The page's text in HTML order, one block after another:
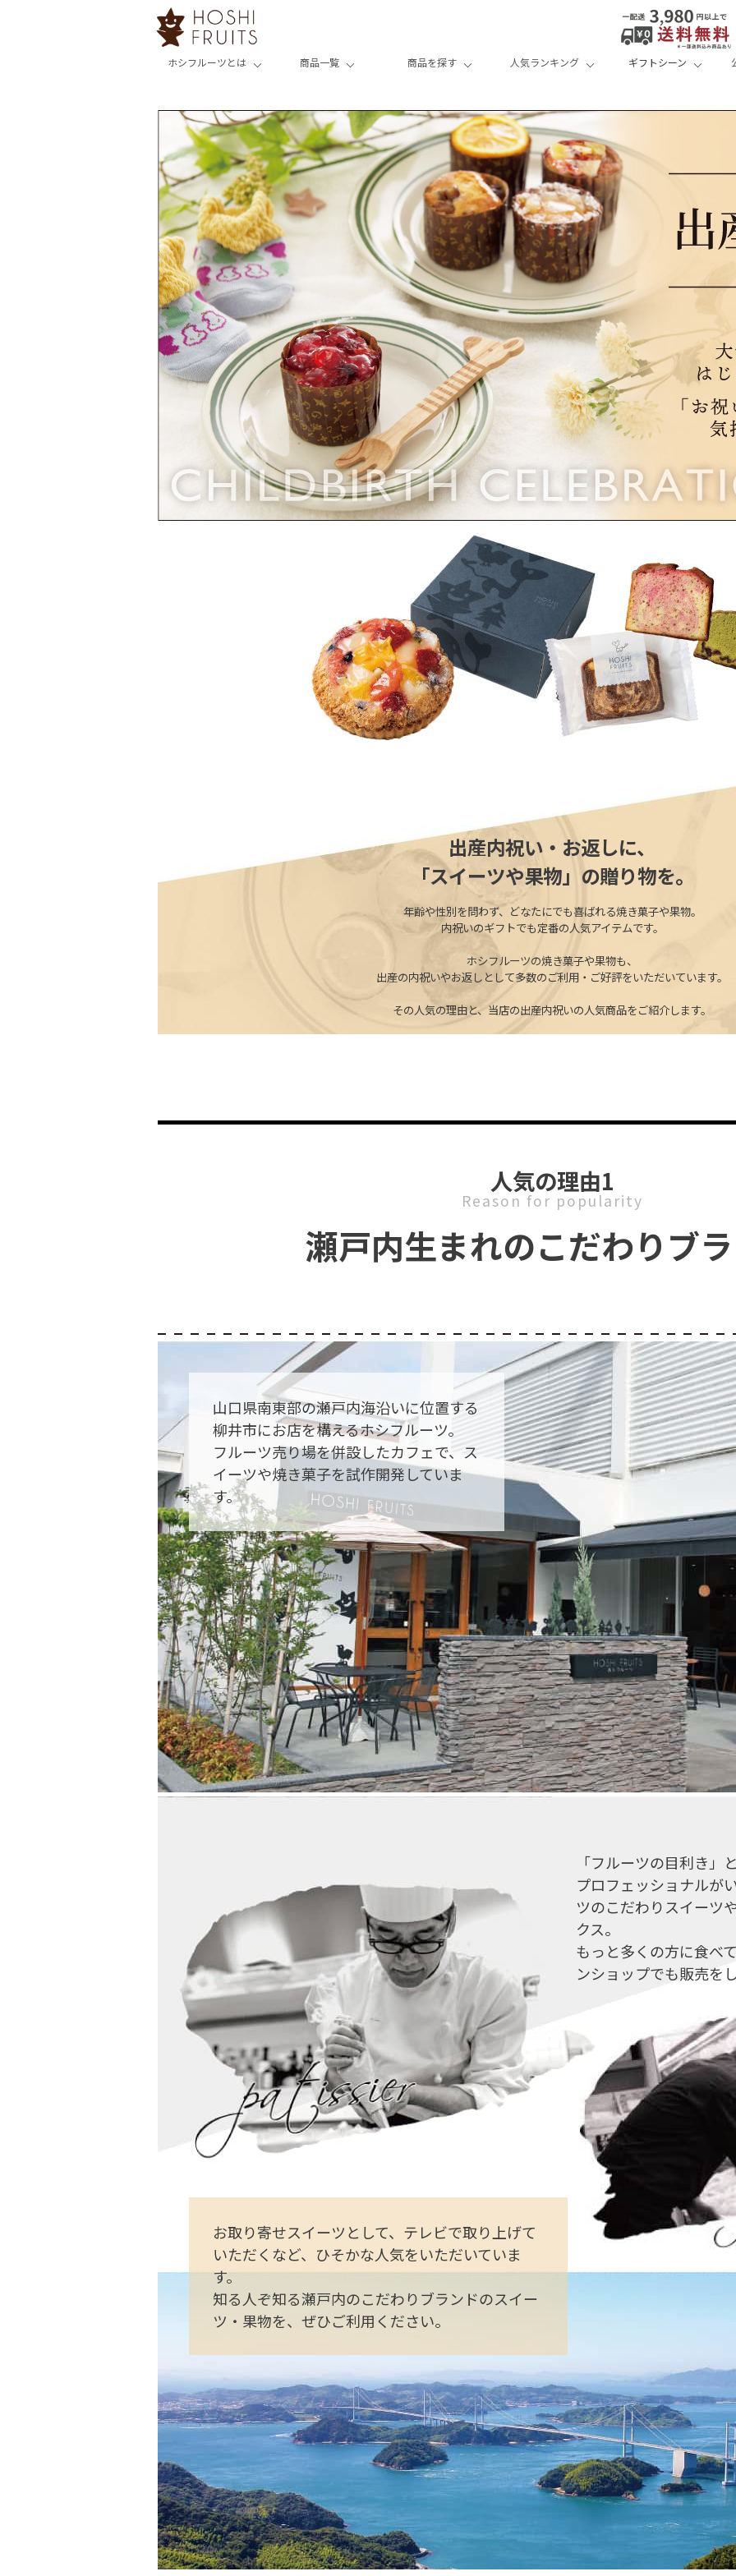
ホシフルーツとは 商品一覧 商品を探す 人気ランキング ギフトシーン
出産内祝い・お返しに、
「スイーツや果物」の贈り物を。
年齢や性別を問わず、どなたにでも喜ばれる焼き菓子や果物。
内祝いのギフトでも定番の人気アイテムです。
ホシフルーツの焼き菓子や果物も、
出産の内祝いやお返しとして多数のご利用・ご好評をいただいています。
その人気の理由と、当店の出産内祝いの人気商品をご紹介します。
人気の理由1
Reason for popularity
瀬戸内生まれのこだわりブ
山口県南東部の瀬戸内海沿いに位置する
柳井市にお店を構えるホシフルーツ。
フルーツ売り場を併設したカフェで、ス
イーツや焼き菓子を試作開発していま
す。
「フルーツの目利き」
プロフェッショナルが
ツのこだわりスイーツ
クス。
もっと多くの方に食べ
ンショップでも販売を
お取り寄せスイーツとして、テレビで取り上げて
いただくなど、ひそかな人気をいただいていま
す。
知る人ぞ知る瀬戸内のこだわりブランドのスイー
ツ・果物を、ぜひご利用ください。